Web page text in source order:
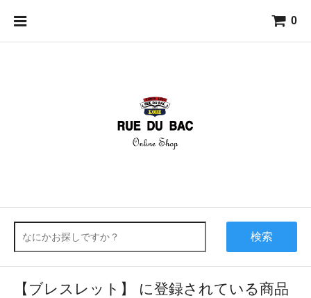
0
検索
【ブレスレット】 に登録されている商品